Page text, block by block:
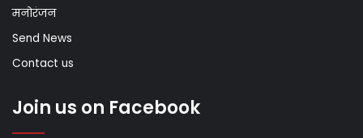
मनोरंजन
Send News
Contact us
Join us on Facebook